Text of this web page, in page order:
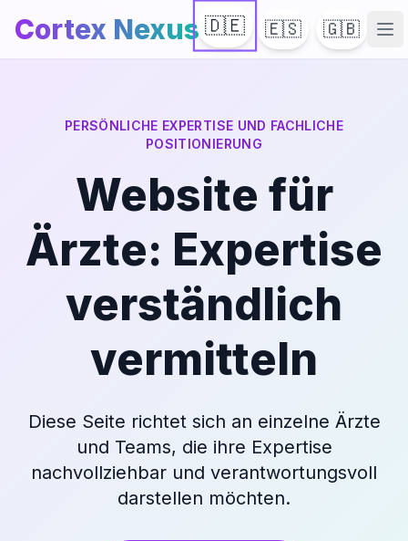
Cortex Nexus 🇩🇪 🇪🇸 🇬🇧
PERSÖNLICHE EXPERTISE UND FACHLICHE
POSITIONIERUNG
Website für
Ärzte: Expertise
verständlich
vermitteln
Diese Seite richtet sich an einzelne Ärzte
und Teams, die ihre Expertise
nachvollziehbar und verantwortungsvoll
darstellen möchten.